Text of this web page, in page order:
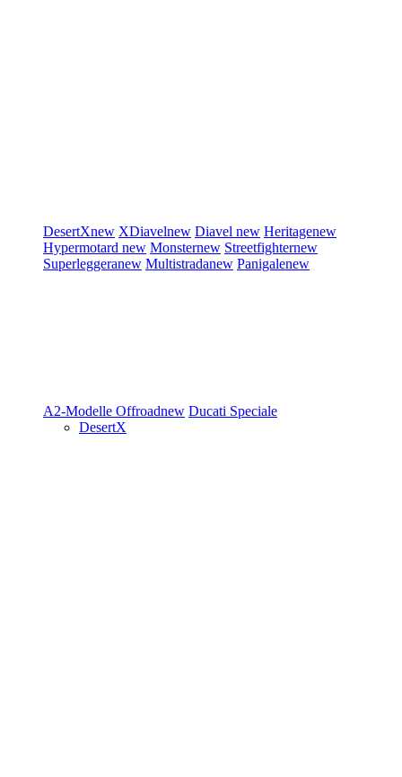
DesertXnew XDiavelnew Diavel new Heritagenew
Hypermotard new Monsternew Streetfighternew
Superleggeranew Multistradanew Panigalenew
A2-Modelle Offroadnew Ducati Speciale
DesertX